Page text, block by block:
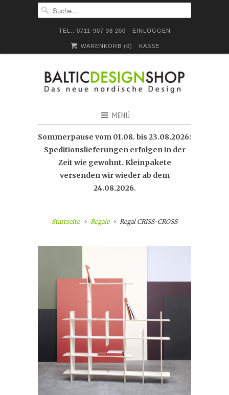
TEL.: 0711-907 38 200 EINLOGGEN
WARENKORB (0) KASSE
MENÜ
Sommerpause vom 01.08. bis 23.08.2026:
Speditionslieferungen erfolgen in der
Zeit wie gewohnt. Kleinpakete
versenden wir wieder ab dem
24.08.2026.
Startseite Regale Regal CRISS-CROSS